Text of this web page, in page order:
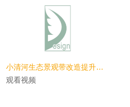
小清河生态景观带改造提升工程
观看视频